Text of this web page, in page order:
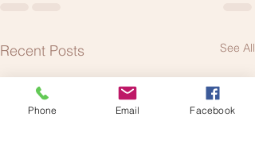
Recent Posts See All
Phone Email Facebook